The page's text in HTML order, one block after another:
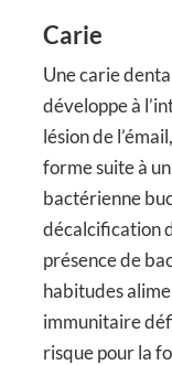
Carie
Une carie
développe à
lésion de
forme suite à
bactérienne
décalcification
présence de
habitudes
immunitaire
risque pour la